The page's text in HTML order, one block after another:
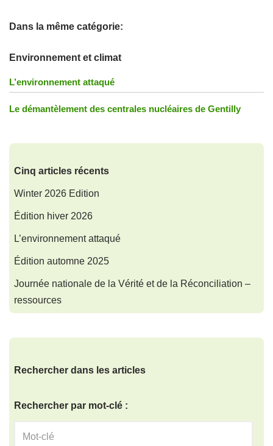
Dans la même catégorie:
Environnement et climat
L’environnement attaqué
Le démantèlement des centrales nucléaires de Gentilly
Cinq articles récents
Winter 2026 Edition
Édition hiver 2026
L’environnement attaqué
Édition automne 2025
Journée nationale de la Vérité et de la Réconciliation –
ressources
Rechercher dans les articles
Rechercher par mot-clé :